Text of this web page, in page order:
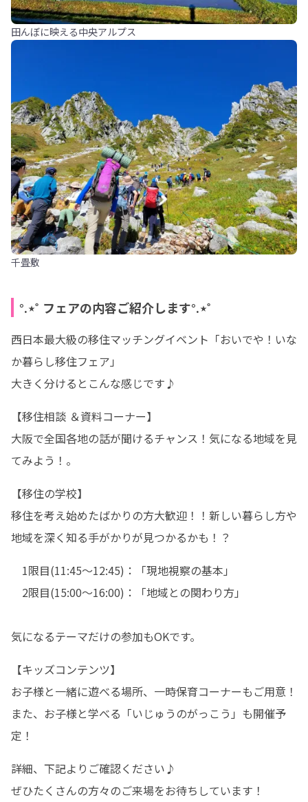
田んぼに映える中央アルプス
千畳敷
°.⋆˚ フェアの内容ご紹介します°.⋆˚
西日本最大級の移住マッチングイベント「おいでや！いな
か暮らし移住フェア」
大きく分けるとこんな感じです♪
【移住相談 ＆資料コーナー】
大阪で全国各地の話が聞けるチャンス！気になる地域を見
てみよう！。
【移住の学校】
移住を考え始めたばかりの方大歓迎！！新しい暮らし方や
地域を深く知る手がかりが見つかるかも！？
1限目(11:45～12:45)：「現地視察の基本」
2限目(15:00～16:00)：「地域との関わり方」
気になるテーマだけの参加もOKです。
【キッズコンテンツ】
お子様と一緒に遊べる場所、一時保育コーナーもご用意！
また、お子様と学べる「いじゅうのがっこう」も開催予
定！
詳細、下記よりご確認ください♪